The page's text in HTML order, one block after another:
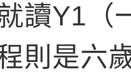
讀Y1（
則是六